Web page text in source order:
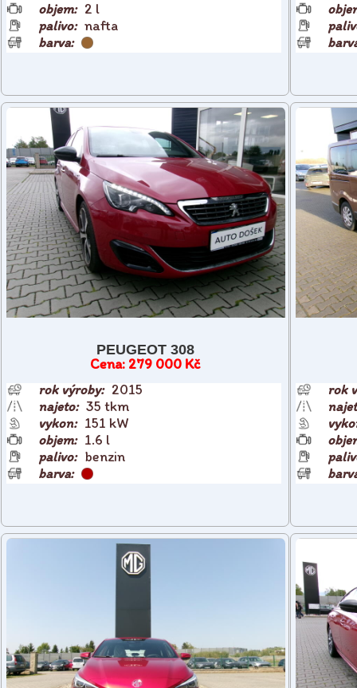
2 l
nafta
PEUGEOT 308
279 000 Kč
2015
35 tkm
151 kW
1.6 l
benzin